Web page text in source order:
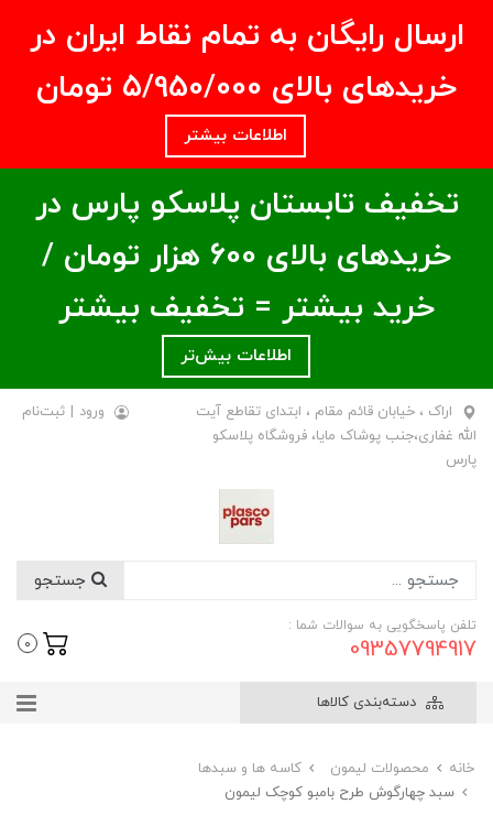
ارسال رایگان به تمام نقاط ایران در
خریدهای بالای ۵/950/000 تومان
اطلاعات بیشتر
تخفیف تابستان پلاسکو پارس در
خریدهای بالای ۶00 هزار تومان /
خرید بیشتر = تخفیف بیشتر
اطلاعات بیش‌تر
اراک ، خیابان قائم مقام ، ابتدای تقاطع آیت
الله غفاری،جنب پوشاک مایا، فروشگاه پلاسکو
پارس
ورود | ثبت‌نام
تلفن پاسخگویی به سوالات شما :
09357794917
0
دسته‌بندی کالاها
خانه محصولات لیمون
کاسه ها و سبدها
سبد چهارگوش طرح بامبو کوچک لیمون